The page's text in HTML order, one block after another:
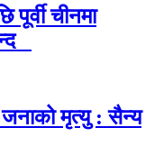
चीनमा
मृत्यु : सैन्य